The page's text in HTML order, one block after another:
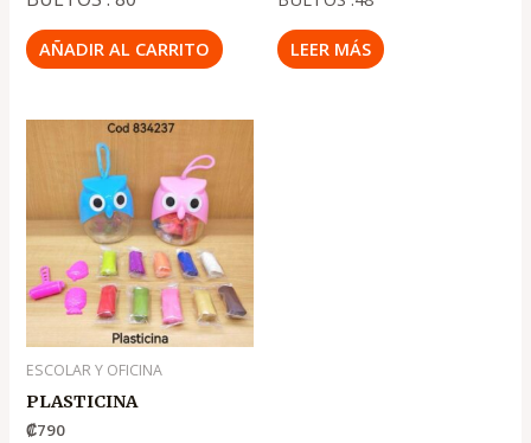
AÑADIR AL CARRITO LEER MÁS
ESCOLAR Y OFICINA
PLASTICINA
₡790